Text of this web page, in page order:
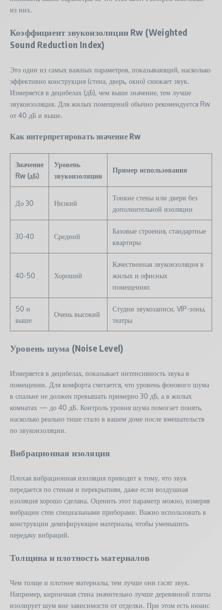
из них.
Коэффициент звукоизоляции Rw (Weighted
Sound Reduction Index)
Это один из самых важных параметров, показывающий, насколько
эффективно конструкция (стена, дверь, окно) снижает звук.
Измеряется в децибелах (дБ), чем выше значение, тем лучше
звукоизоляция. Для жилых помещений обычно рекомендуется Rw
от 40 дБ и выше.
Как интерпретировать значение Rw
Значение
Rw (дБ)
Уровень
звукоизоляции
Пример использования
До 30 Низкий
Тонкие стены или двери без
дополнительной изоляции
30-40 Средний
Базовые строения, стандартные
квартиры
40-50 Хороший
Качественная звукоизоляция в
жилых и офисных
помещениях
50 и
выше
Очень высокий
Студии звукозаписи, VIP-зоны,
театры
Уровень шума (Noise Level)
Измеряется в децибелах, показывает интенсивность звука в
помещении. Для комфорта считается, что уровень фонового шума
в спальне не должен превышать примерно 30 дБ, а в жилых
комнатах — до 40 дБ. Контроль уровня шума помогает понять,
насколько реально тише стало в вашем доме после вмешательств
по звукоизоляции.
Вибрационная изоляция
Плохая вибрационная изоляция приводит к тому, что звук
передается по стенам и перекрытиям, даже если воздушная
изоляция хорошо сделана. Оценить этот параметр можно, измеряя
вибрации стен специальными приборами. Важно использовать в
конструкции демпфирующие материалы, чтобы уменьшить
передачу вибраций.
Толщина и плотность материалов
Чем толще и плотнее материалы, тем лучше они гасят звук.
Например, кирпичная стена значительно лучше деревянной плиты
изолирует шум вне зависимости от отделки. При этом есть нюанс